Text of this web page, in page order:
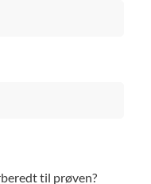
til prøven?